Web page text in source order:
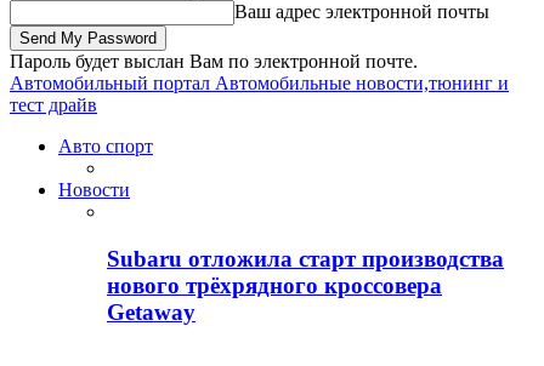
Ваш адрес электронной почты
Пароль будет выслан Вам по электронной почте.
Автомобильный портал Автомобильные новости,тюнинг и
тест драйв
Авто спорт
Новости
Subaru отложила старт производства
нового трёхрядного кроссовера
Getaway